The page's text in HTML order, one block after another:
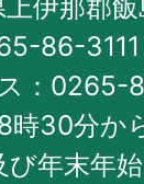
伊那郡
86-
：0265-
時30分か
び年末年